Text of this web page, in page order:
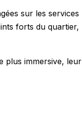
sur les services
forts du quartier,
plus immersive, leur